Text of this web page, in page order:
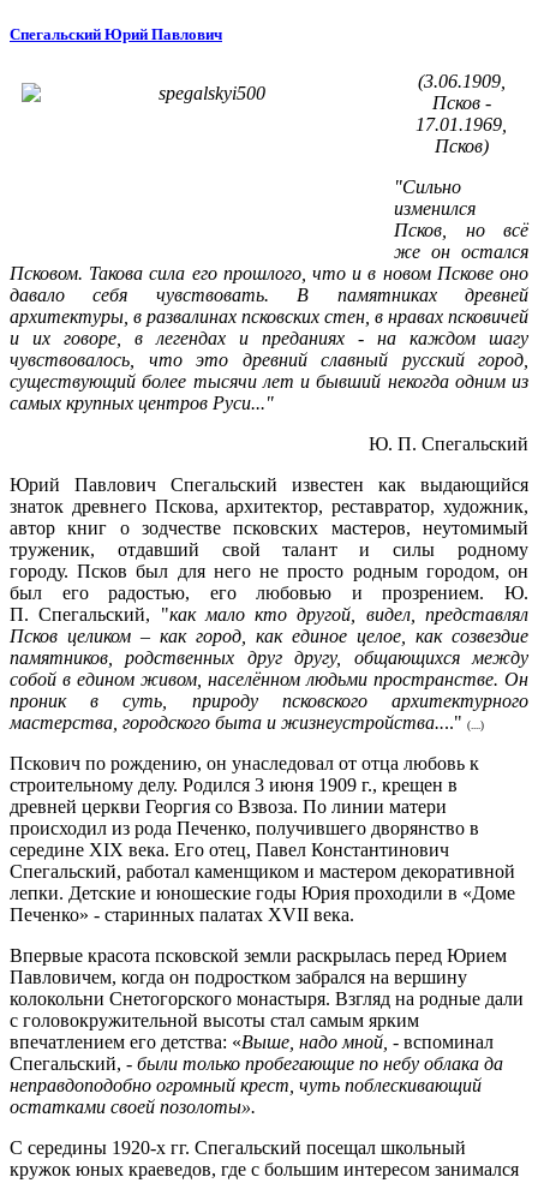
Спегальский Юрий Павлович
(3.06.1909,
Псков -
17.01.1969,
Псков)
"Сильно
изменился
Псков, но всё
же он остался
Псковом. Такова сила его прошлого, что и в новом Пскове оно
давало себя чувствовать. В памятниках древней
архитектуры, в развалинах псковских стен, в нравах псковичей
и их говоре, в легендах и преданиях - на каждом шагу
чувствовалось, что это древний славный русский город,
существующий более тысячи лет и бывший некогда одним из
самых крупных центров Руси..."
Ю. П. Спегальский
Юрий Павлович Спегальский известен как выдающийся
знаток древнего Пскова, архитектор, реставратор, художник,
автор книг о зодчестве псковских мастеров, неутомимый
труженик, отдавший свой талант и силы родному
городу. Псков был для него не просто родным городом, он
был его радостью, его любовью и прозрением. Ю.
П. Спегальский, "как мало кто другой, видел, представлял
Псков целиком – как город, как единое целое, как созвездие
памятников, родственных друг другу, общающихся между
собой в едином живом, населённом людьми пространстве. Он
проник в суть, природу псковского архитектурного
мастерства, городского быта и жизнеустройства...." (....)
Пскович по рождению, он унаследовал от отца любовь к
строительному делу. Родился 3 июня 1909 г., крещен в
древней церкви Георгия со Взвоза. По линии матери
происходил из рода Печенко, получившего дворянство в
середине XIX века. Его отец, Павел Константинович
Спегальский, работал каменщиком и мастером декоративной
лепки. Детские и юношеские годы Юрия проходили в «Доме
Печенко» - старинных палатах XVII века.
Впервые красота псковской земли раскрылась перед Юрием
Павловичем, когда он подростком забрался на вершину
колокольни Снетогорского монастыря. Взгляд на родные дали
с головокружительной высоты стал самым ярким
впечатлением его детства: «Выше, надо мной, - вспоминал
Спегальский, - были только пробегающие по небу облака да
неправдоподобно огромный крест, чуть поблескивающий
остатками своей позолоты».
С середины 1920-х гг. Спегальский посещал школьный
кружок юных краеведов, где с большим интересом занимался